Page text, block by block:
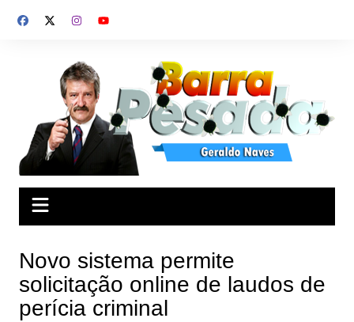
para
Novo sistema permite
solicitação online de laudos de
perícia criminal